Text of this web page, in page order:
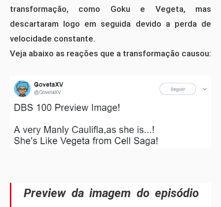
transformação, como Goku e Vegeta, mas
descartaram logo em seguida devido a perda de
velocidade constante.
Veja abaixo as reações que a transformação causou:
Preview da imagem do episódio